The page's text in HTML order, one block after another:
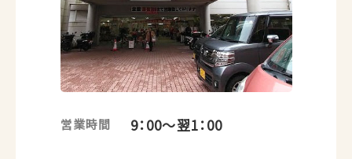
営業時間 9：00～翌1：00